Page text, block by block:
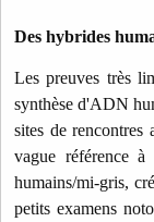
Des hybrides
Les preuves très
synthèse d'ADN
sites de
vague référence à
humains/mi-gris,
petits examens